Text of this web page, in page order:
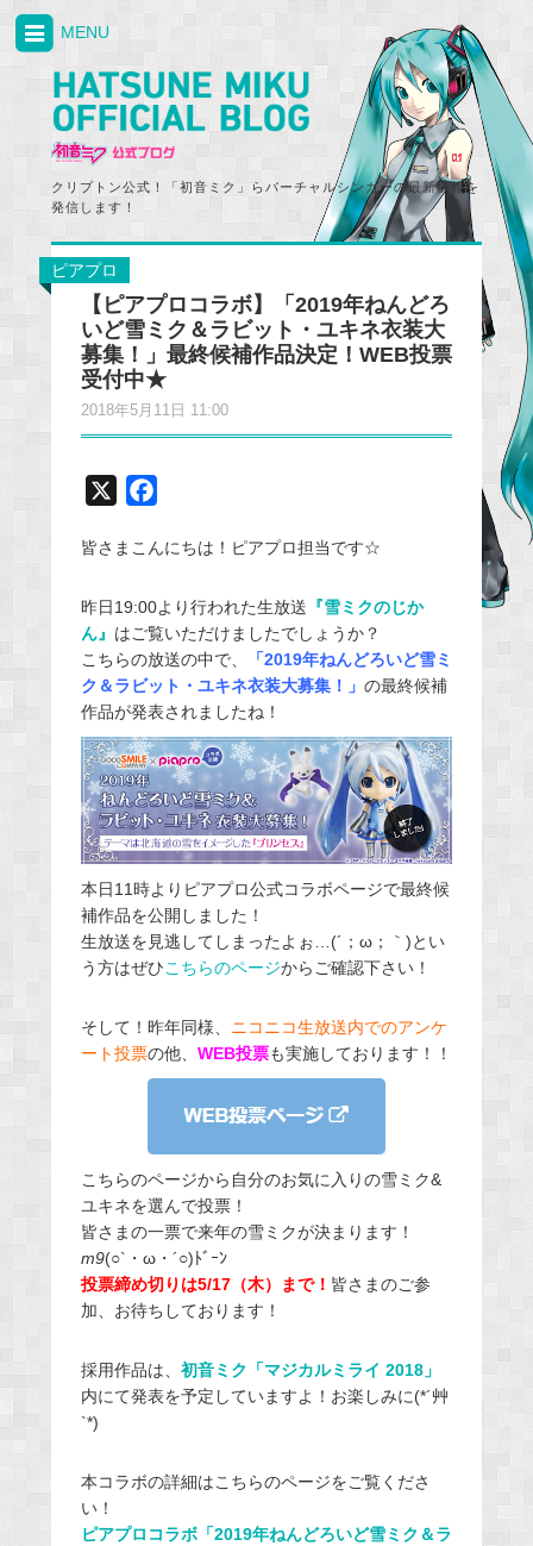
クリプトン公式！「初音ミク」らバーチャルシンガーの最新情報を
発信します！
MENU
ピアプロ
【ピアプロコラボ】「2019年ねんどろ
いど雪ミク＆ラビット・ユキネ衣装大
募集！」最終候補作品決定！WEB投票
受付中★
2018年5月11日 11:00
c
b
o
k
皆さまこんにちは！ピアプロ担当です☆
昨日19:00より行われた生放送 『雪ミクのじか
ん』 はご覧いただけましたでしょうか？
こちらの放送の中で、
「2019年ねんどろいど雪ミ
ク＆ラビット・ユキネ衣装大募集！」 の最終候補
作品が発表されましたね！
本日11時よりピアプロ公式コラボページで最終候
補作品を公開しました！
生放送を見逃してしまったよぉ…(´；ω；｀)とい
う方はぜひこちらのページからご確認下さい！
そして！昨年同様、 ニコニコ生放送内でのアンケ
ート投票の他、 WEB投票も実施しております！！
こちらのページから自分のお気に入りの雪ミク&
ユキネを選んで投票！
皆さまの一票で来年の雪ミクが決まります！
m9(○`・ω・´○)ﾄﾞｰﾝ
投票締め切りは5/17（木）まで！ 皆さまのご参
加、お待ちしております！
採用作品は、 初音ミク「マジカルミライ 2018」
内にて発表を予定していますよ！お楽しみに(*´艸
`*)
本コラボの詳細はこちらのページをご覧くださ
い！
ピアプロコラボ「2019年ねんどろいど雪ミク＆ラ